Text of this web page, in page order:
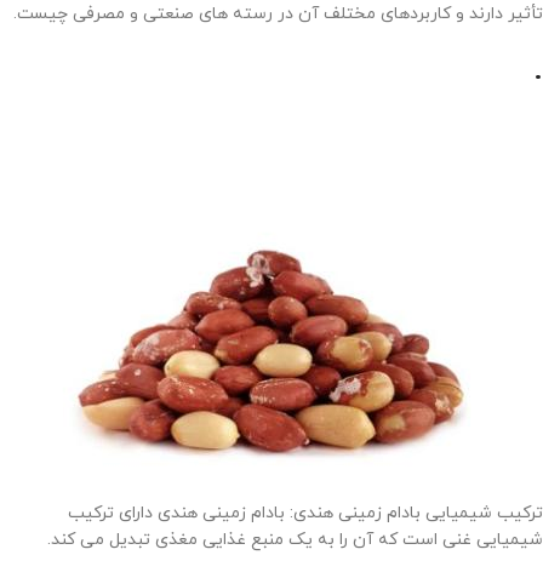
تأثیر دارند و کاربردهای مختلف آن در رسته های صنعتی و مصرفی چیست.
.
ترکیب شیمیایی بادام زمینی هندی: بادام زمینی هندی دارای ترکیب
شیمیایی غنی است که آن را به یک منبع غذایی مغذی تبدیل می کند.